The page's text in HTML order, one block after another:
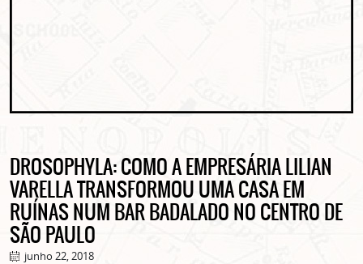
DROSOPHYLA: COMO A EMPRESÁRIA LILIAN
VARELLA TRANSFORMOU UMA CASA EM
RUÍNAS NUM BAR BADALADO NO CENTRO DE
SÃO PAULO
junho 22, 2018